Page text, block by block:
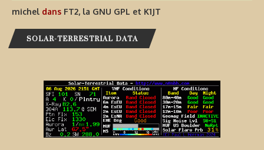
michel dans FT2, la GNU GPL et K1JT
SOLAR-TERRESTRIAL DATA